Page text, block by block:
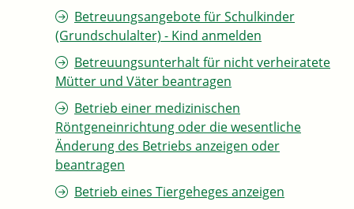
Betreuungsangebote für Schulkinder
(Grundschulalter) - Kind anmelden
Betreuungsunterhalt für nicht verheiratete
Mütter und Väter beantragen
Betrieb einer medizinischen
Röntgeneinrichtung oder die wesentliche
Änderung des Betriebs anzeigen oder
beantragen
Betrieb eines Tiergeheges anzeigen